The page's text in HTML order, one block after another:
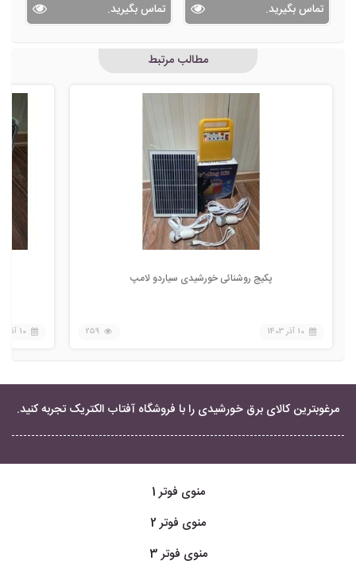
تماس بگیرید. تماس بگیرید.
مطالب مرتبط
پکیج روشنائی خورشیدی سیاردو لامپ
10 آذر 1403 259 10 آذر 1403
مرغوبترین کالای برق خورشیدی را با فروشگاه آفتاب الکتریک تجربه کنید.
منوی فوتر 1
منوی فوتر 2
منوی فوتر 3